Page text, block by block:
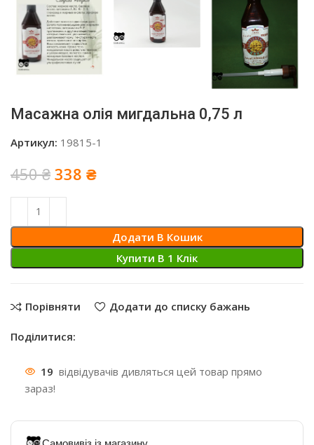
Масажна олія мигдальна 0,75 л
Артикул: 19815-1
450₴ Оригінальна
338 ₴Поточна
Додати В Кошик
Купити В 1 Клiк
Порівняти Додати до списку бажань
Поділитися:
19 відвідувачів дивляться цей товар прямо
зараз!